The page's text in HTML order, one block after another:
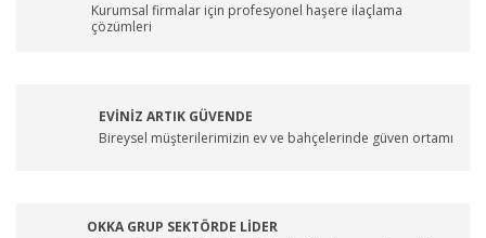
Kurumsal firmalar için profesyonel haşere ilaçlama
çözümleri
EVİNİZ ARTIK GÜVENDE
Bireysel müşterilerimizin ev ve bahçelerinde güven ortamı
OKKA GRUP SEKTÖRDE LİDER